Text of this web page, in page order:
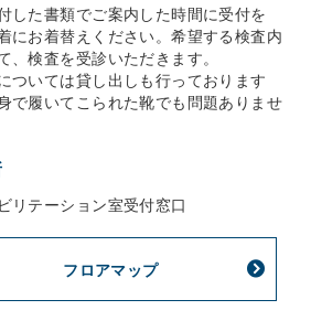
した書類でご案内した時間に受付を
にお着替えください。希望する検査内
、検査を受診いただきます。
ついては貸し出しも行っております
で履いてこられた靴でも問題ありませ
リテーション室受付窓口
フロアマップ